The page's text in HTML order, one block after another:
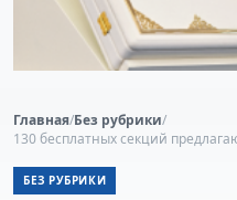
Главная/Без рубрики/
130 бесплатных секций
БЕЗ РУБРИКИ